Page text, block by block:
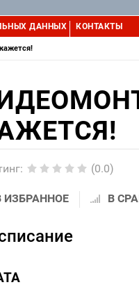
ДАННЫХ КОНТАКТЫ
: (0.0)
ИЗБРАННОЕ В